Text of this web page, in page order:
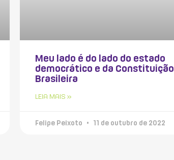
Meu lado é do lado do estado
democrático e da Constituição
Brasileira
LEIA MAIS »
Felipe Peixoto 11 de outubro de 2022